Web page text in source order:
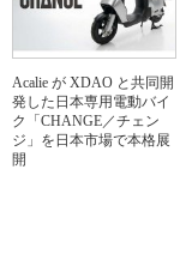
Acalie が XDAO と共同開
発した日本専用電動バイ
ク「CHANGE／チェン
ジ」を日本市場で本格展
開